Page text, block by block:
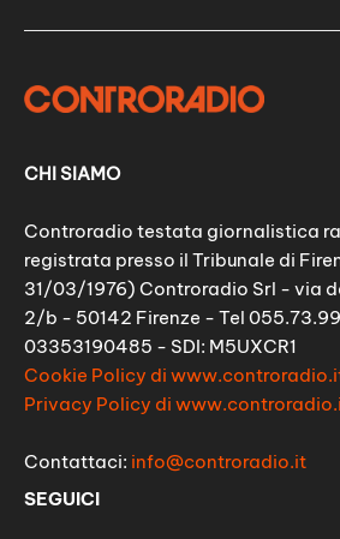
CHI SIAMO
Controradio testata giornalistica
registrata presso il Tribunale di
31/03/1976) Controradio Srl - via
2/b - 50142 Firenze - Tel
03353190485 - SDI: M5UXCR1
Cookie Policy di
Privacy Policy di
Contattaci: info@controradio.it
SEGUICI